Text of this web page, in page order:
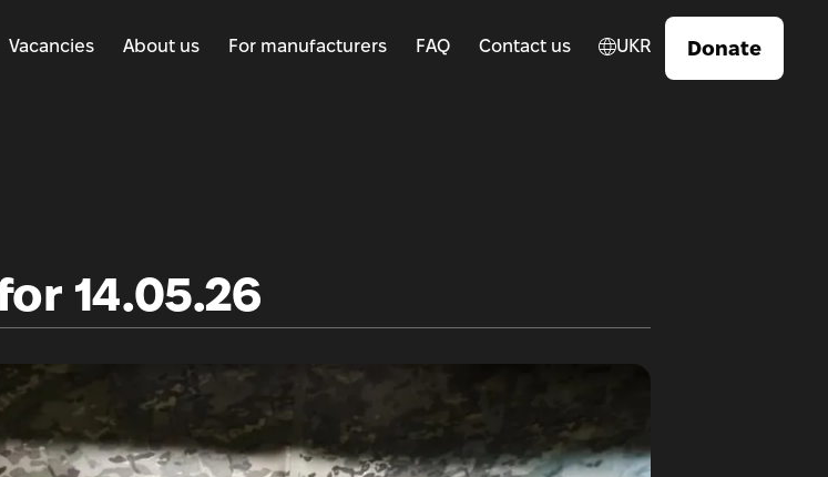
Vacancies About us For manufacturers FAQ Contact us UKR Donate
14.05.26